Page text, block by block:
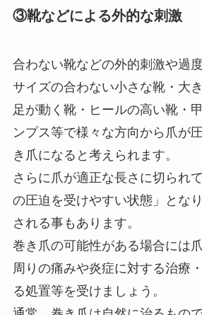
③靴などによる外的な刺激
合わない靴などの外的刺激や過
サイズの合わない小さな靴・大
足が動く靴・ヒールの高い靴・
ンプス等で様々な方向から爪が
き爪になると考えられます。
さらに爪が適正な長さに切られ
の圧迫を受けやすい状態」とな
される事もあります。
巻き爪の可能性がある場合には
周りの痛みや炎症に対する治療
る処置等を受けましょう。